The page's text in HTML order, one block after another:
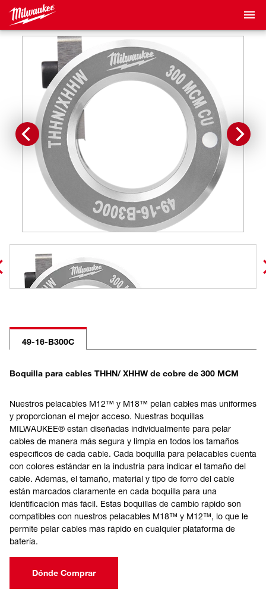
49-16-B300C
Boquilla para cables THHN/ XHHW de cobre de 300 MCM
Nuestros pelacables M12™ y M18™ pelan cables más uniformes
y proporcionan el mejor acceso. Nuestras boquillas
MILWAUKEE® están diseñadas individualmente para pelar
cables de manera más segura y limpia en todos los tamaños
específicos de cada cable. Cada boquilla para pelacables cuenta
con colores estándar en la industria para indicar el tamaño del
cable. Además, el tamaño, material y tipo de forro del cable
están marcados claramente en cada boquilla para una
identificación más fácil. Estas boquillas de cambio rápido son
compatibles con nuestros pelacables M18™ y M12™, lo que le
permite pelar cables más rápido en cualquier plataforma de
batería.
Dónde Comprar